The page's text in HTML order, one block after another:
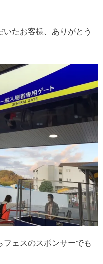
たお客様、ありがとう
フェスのスポンサーでも